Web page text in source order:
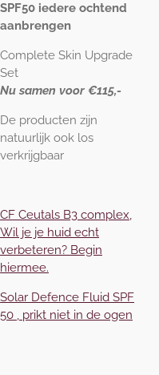
SPF50 iedere ochtend
aanbrengen
Complete Skin Upgrade
Set
Nu samen voor €115,-
De producten zijn
natuurlijk ook los
verkrijgbaar
CF Ceutals B3 complex,
Wil je je huid echt
verbeteren? Begin
hiermee.
Solar Defence Fluid SPF
50 , prikt niet in de ogen